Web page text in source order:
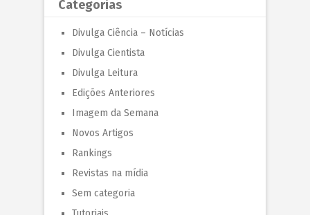
Categorias
Divulga Ciência – Notícias
Divulga Cientista
Divulga Leitura
Edições Anteriores
Imagem da Semana
Novos Artigos
Rankings
Revistas na mídia
Sem categoria